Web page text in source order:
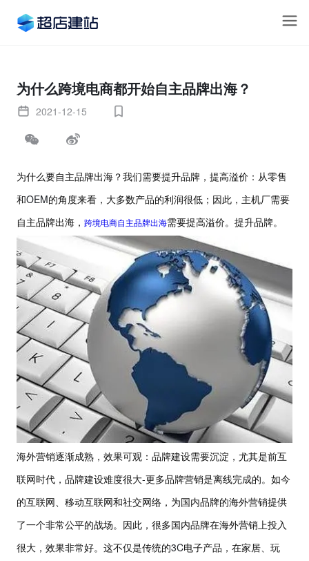
为什么跨境电商都开始自主品牌出海？
2021-12-15
为什么要自主品牌出海？我们需要提升品牌，提高溢价：从零售
和OEM的角度来看，大多数产品的利润很低；因此，主机厂需要
自主品牌出海， 跨境电商自主品牌出海需要提高溢价。提升品牌。
海外营销逐渐成熟，效果可观：品牌建设需要沉淀，尤其是前互
联网时代，品牌建设难度很大-更多品牌营销是离线完成的。如今
的互联网、移动互联网和社交网络，为国内品牌的海外营销提供
了一个非常公平的战场。因此，很多国内品牌在海外营销上投入
很大，效果非常好。这不仅是传统的3C电子产品，在家居、玩